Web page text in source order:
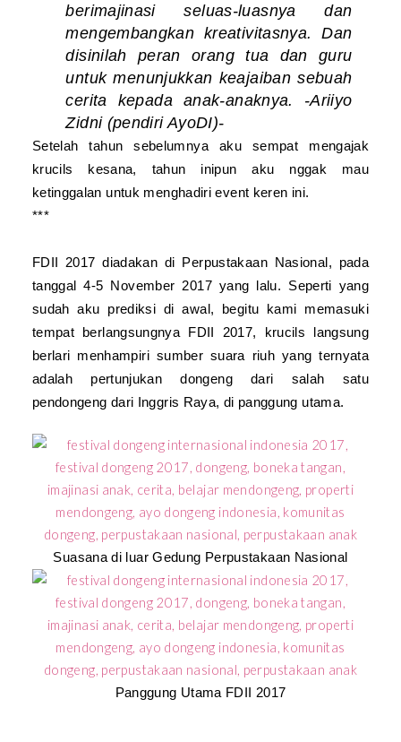
berimajinasi seluas-luasnya dan
mengembangkan kreativitasnya. Dan
disinilah peran orang tua dan guru
untuk menunjukkan keajaiban sebuah
cerita kepada anak-anaknya.
-Ariiyo
Zidni (pendiri AyoDI)-
Setelah tahun sebelumnya aku sempat mengajak
krucils kesana, tahun inipun aku nggak mau
ketinggalan untuk menghadiri event keren ini.
***
FDII 2017 diadakan di Perpustakaan Nasional, pada
tanggal 4-5 November 2017 yang lalu. Seperti yang
sudah aku prediksi di awal, begitu kami memasuki
tempat berlangsungnya FDII 2017, krucils langsung
berlari menhampiri sumber suara riuh yang ternyata
adalah pertunjukan dongeng dari salah satu
pendongeng dari Inggris Raya, di panggung utama.
Suasana di luar Gedung Perpustakaan Nasional
Panggung Utama FDII 2017